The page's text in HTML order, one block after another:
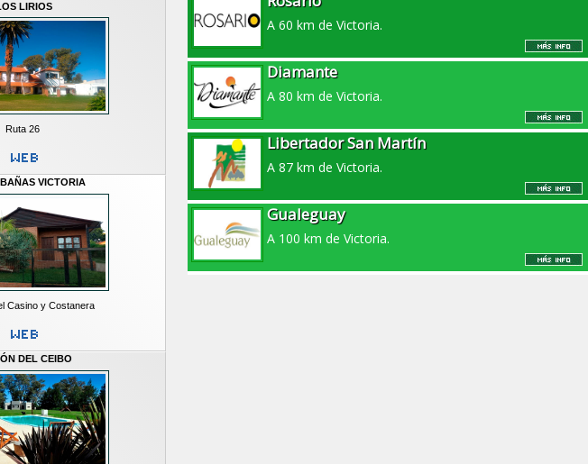
LIRIOS
Ruta 26
VICTORIA
Casino y Costanera
DEL CEIBO
A 60 km de Victoria.
Diamante
A 80 km de Victoria.
Libertador San Martín
A 87 km de Victoria.
Gualeguay
A 100 km de Victoria.